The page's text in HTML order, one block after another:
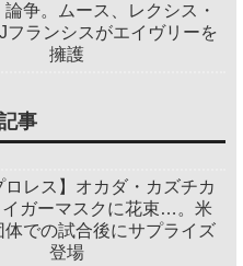
論争。ムース、レクシス・
フランシスがエイヴリーを
擁護
事
ロレス】オカダ・カズチカ
イガーマスクに花束…。米
体での試合後にサプライズ
登場